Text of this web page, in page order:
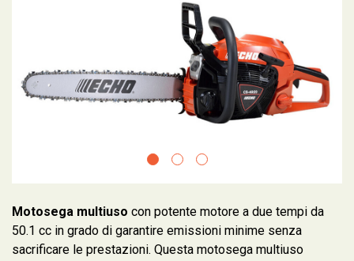
Motosega multiuso con potente motore a due tempi da
50.1 cc in grado di garantire emissioni minime senza
sacrificare le prestazioni. Questa motosega multiuso